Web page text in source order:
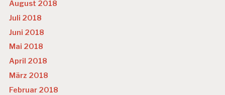
August 2018
Juli 2018
Juni 2018
Mai 2018
April 2018
März 2018
Februar 2018